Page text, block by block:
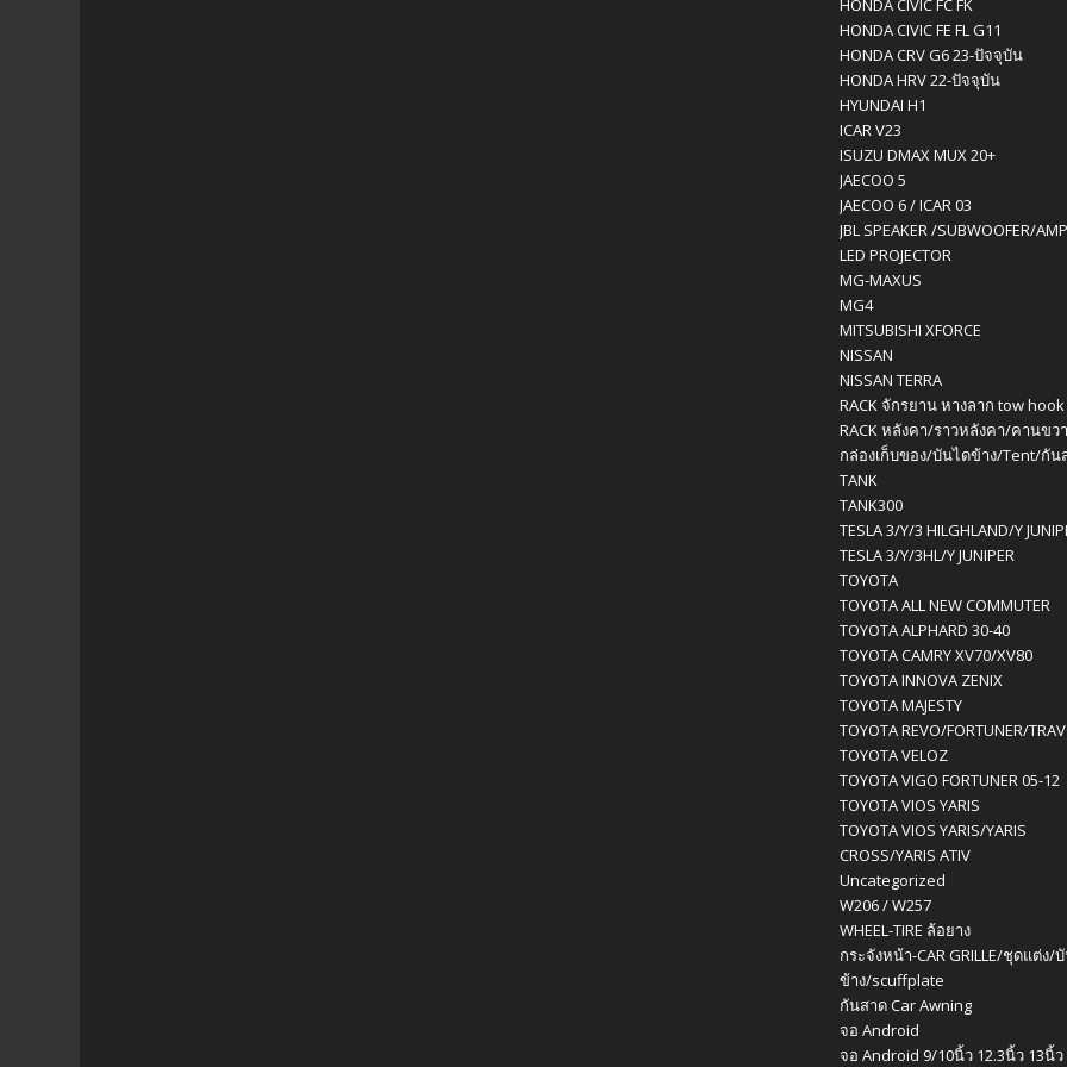
HONDA CIVIC FC FK
HONDA CIVIC FE FL G11
HONDA CRV G6 23-ปัจจุบัน
HONDA HRV 22-ปัจจุบัน
HYUNDAI H1
ICAR V23
ISUZU DMAX MUX 20+
JAECOO 5
JAECOO 6 / ICAR 03
JBL SPEAKER /SUBWOOFER/AMP
LED PROJECTOR
MG-MAXUS
MG4
MITSUBISHI XFORCE
NISSAN
NISSAN TERRA
RACK จักรยาน หางลาก tow hook
RACK หลังคา/ราวหลังคา/คานขว
กล่องเก็บของ/บันไดข้าง/Tent/กัน
TANK
TANK300
TESLA 3/Y/3 HILGHLAND/Y
TESLA 3/Y/3HL/Y JUNIPER
TOYOTA
TOYOTA ALL NEW COMMUTER
TOYOTA ALPHARD 30-40
TOYOTA CAMRY XV70/XV80
TOYOTA INNOVA ZENIX
TOYOTA MAJESTY
TOYOTA REVO/FORTUNER/
TOYOTA VELOZ
TOYOTA VIGO FORTUNER 05-12
TOYOTA VIOS YARIS
TOYOTA VIOS YARIS/YARIS
CROSS/YARIS ATIV
Uncategorized
W206 / W257
WHEEL-TIRE ล้อยาง
กระจังหน้า-CAR GRILLE/ชุดแต่ง/
ข้าง/scuffplate
กันสาด Car Awning
จอ Android
จอ Android 9/10นิ้ว 12.3นิ้ว 13นิ้ว